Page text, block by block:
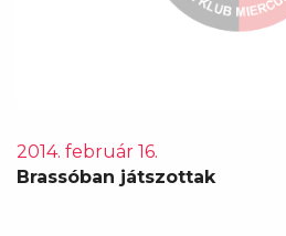
2014. február 16.
Brassóban játszottak